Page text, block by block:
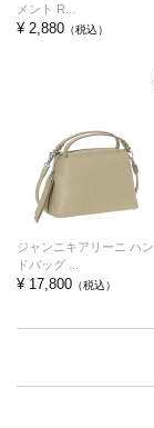
メント R...
¥ 2,880 （税込）
ジャンニキアリーニ ハン
ドバッグ ...
¥ 17,800 （税込）